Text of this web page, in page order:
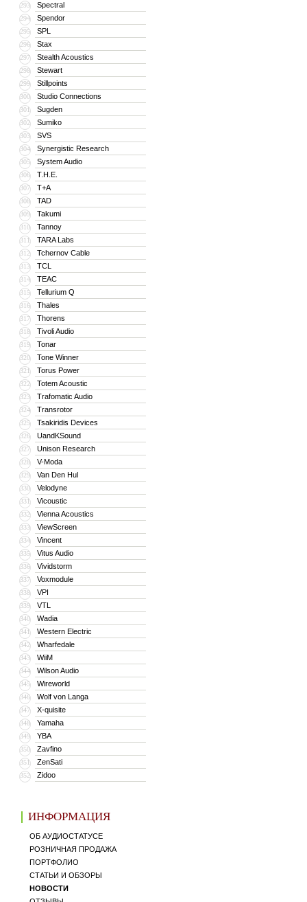
293 Spectral
294 Spendor
295 SPL
296 Stax
297 Stealth Acoustics
298 Stewart
299 Stillpoints
300 Studio Connections
301 Sugden
302 Sumiko
303 SVS
304 Synergistic Research
305 System Audio
306 T.H.E.
307 T+A
308 TAD
309 Takumi
310 Tannoy
311 TARA Labs
312 Tchernov Cable
313 TCL
314 TEAC
315 Tellurium Q
316 Thales
317 Thorens
318 Tivoli Audio
319 Tonar
320 Tone Winner
321 Torus Power
322 Totem Acoustic
323 Trafomatic Audio
324 Transrotor
325 Tsakiridis Devices
326 UandKSound
327 Unison Research
328 V-Moda
329 Van Den Hul
330 Velodyne
331 Vicoustic
332 Vienna Acoustics
333 ViewScreen
334 Vincent
335 Vitus Audio
336 Vividstorm
337 Voxmodule
338 VPI
339 VTL
340 Wadia
341 Western Electric
342 Wharfedale
343 WiiM
344 Wilson Audio
345 Wireworld
346 Wolf von Langa
347 X-quisite
348 Yamaha
349 YBA
350 Zavfino
351 ZenSati
352 Zidoo
ИНФОРМАЦИЯ
ОБ АУДИОСТАТУСЕ
РОЗНИЧНАЯ ПРОДАЖА
ПОРТФОЛИО
СТАТЬИ И ОБЗОРЫ
НОВОСТИ